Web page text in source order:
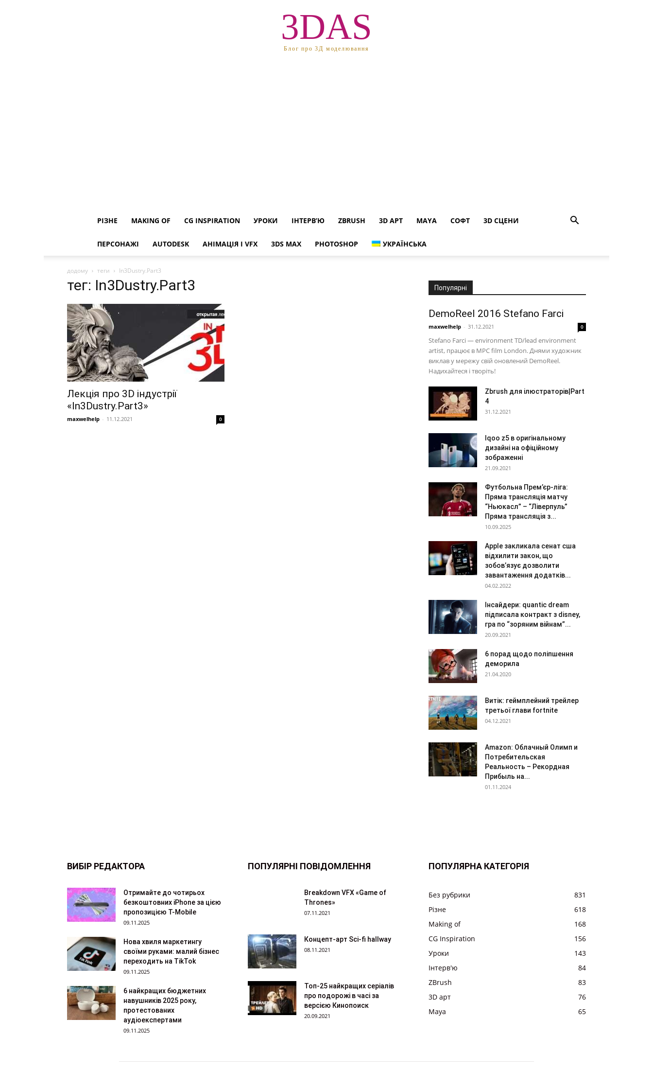
3DAS
Блог про 3Д моделювання
РІЗНЕ MAKING OF CG INSPIRATION УРОКИ ІНТЕРВ’Ю ZBRUSH 3D АРТ MAYA СОФТ 3D СЦЕНИ
ПЕРСОНАЖІ AUTODESK АНІМАЦІЯ І VFX 3DS MAX PHOTOSHOP УКРАЇНСЬКА
додому теги In3Dustry.Part3
тег: In3Dustry.Part3
Лекція про 3D індустрії
«In3Dustry.Part3»
maxwelhelp - 11.12.2021 0
Популярні
DemoReel 2016 Stefano Farci
maxwelhelp - 31.12.2021 0
Stefano Farci — environment TD/lead environment
artist, працює в MPC film London. Днями художник
виклав у мережу свій оновлений DemoReel.
Надихайтеся і творіть!
Zbrush для ілюстраторів|Part
4
31.12.2021
Iqoo z5 в оригінальному
дизайні на офіційному
зображенні
21.09.2021
Футбольна Прем’єр-ліга:
Пряма трансляція матчу
“Ньюкасл” – “Ліверпуль”
Пряма трансляція з...
10.09.2025
Apple закликала сенат сша
відхилити закон, що
зобов’язує дозволити
завантаження додатків...
04.02.2022
Інсайдери: quantic dream
підписала контракт з disney,
гра по “зоряним війнам”...
20.09.2021
6 порад щодо поліпшення
деморила
21.04.2020
Витік: геймплейний трейлер
третьої глави fortnite
04.12.2021
Amazon: Облачный Олимп и
Потребительская
Реальность – Рекордная
Прибыль на...
01.11.2024
ВИБІР РЕДАКТОРА
Отримайте до чотирьох
безкоштовних iPhone за цією
пропозицією T-Mobile
09.11.2025
Нова хвиля маркетингу
своїми руками: малий бізнес
переходить на TikTok
09.11.2025
6 найкращих бюджетних
навушників 2025 року,
протестованих
аудіоекспертами
09.11.2025
ПОПУЛЯРНІ ПОВІДОМЛЕННЯ
Breakdown VFX «Game of
Thrones»
07.11.2021
Концепт-арт Sci-fi hallway
08.11.2021
Топ-25 найкращих серіалів
про подорожі в часі за
версією Кинопоиск
20.09.2021
ПОПУЛЯРНА КАТЕГОРІЯ
Без рубрики
831
Різне
618
Making of
168
CG Inspiration
156
Уроки
143
Інтерв'ю
84
ZBrush
83
3D арт
76
Maya
65